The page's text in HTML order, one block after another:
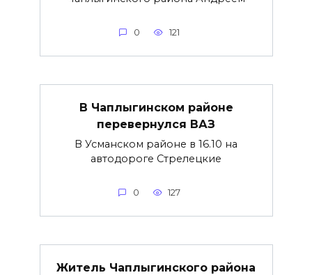
0 121
В Чаплыгинском районе
перевернулся ВАЗ
В Усманском районе в 16.10 на
автодороге Стрелецкие
0 127
Житель Чаплыгинского района